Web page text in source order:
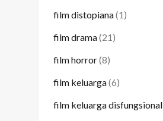
film distopiana(1)
film drama(21)
film horror(8)
film keluarga(6)
film keluarga disfungsional